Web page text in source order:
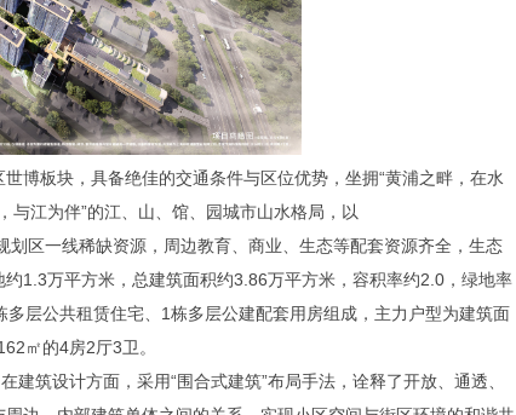
世博板块，具备绝佳的交通条件与区位优势，坐拥“黄浦之畔，在水
与江为伴”的江、山、馆、园城市山水格局，以
划区一线稀缺资源，周边教育、商业、生态等配套资源齐全，生态
1.3万平方米，总建筑面积约3.86万平方米，容积率约2.0，绿地率
层公共租赁住宅、1栋多层公建配套用房组成，主力户型为建筑面
㎡的4房2厅3卫。
建筑设计方面，采用“围合式建筑”布局手法，诠释了开放、通透、